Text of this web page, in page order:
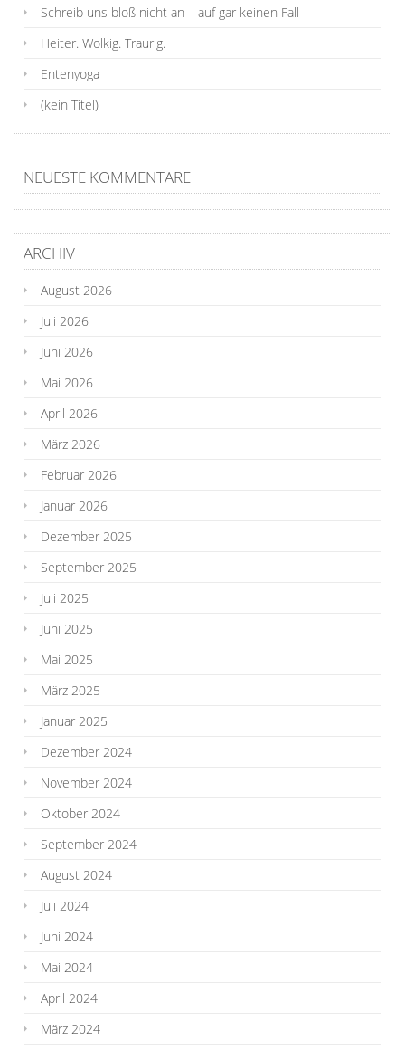
Schreib uns bloß nicht an – auf gar keinen Fall
Heiter. Wolkig. Traurig.
Entenyoga
(kein Titel)
NEUESTE KOMMENTARE
ARCHIV
August 2026
Juli 2026
Juni 2026
Mai 2026
April 2026
März 2026
Februar 2026
Januar 2026
Dezember 2025
September 2025
Juli 2025
Juni 2025
Mai 2025
März 2025
Januar 2025
Dezember 2024
November 2024
Oktober 2024
September 2024
August 2024
Juli 2024
Juni 2024
Mai 2024
April 2024
März 2024